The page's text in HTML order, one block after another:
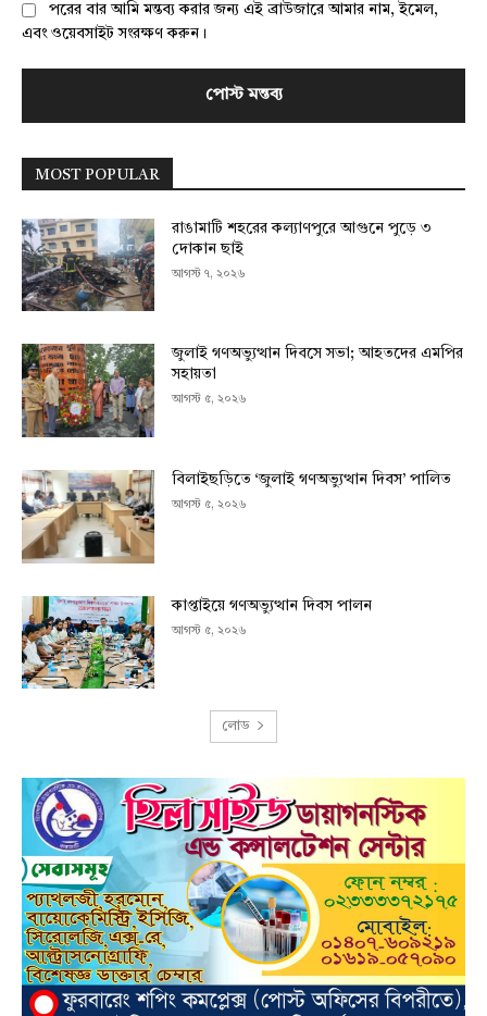
পরের বার আমি মন্তব্য করার জন্য এই ব্রাউজারে আমার নাম, ইমেল,
এবং ওয়েবসাইট সংরক্ষণ করুন।
MOST POPULAR
রাঙামাটি শহরের কল্যাণপুরে আগুনে পুড়ে ৩
দোকান ছাই
আগস্ট ৭, ২০২৬
জুলাই গণঅভ্যুত্থান দিবসে সভা; আহতদের এমপির
সহায়তা
আগস্ট ৫, ২০২৬
বিলাইছড়িতে ‘জুলাই গণঅভ্যুত্থান দিবস’ পালিত
আগস্ট ৫, ২০২৬
কাপ্তাইয়ে গণঅভ্যুত্থান দিবস পালন
আগস্ট ৫, ২০২৬
লোড